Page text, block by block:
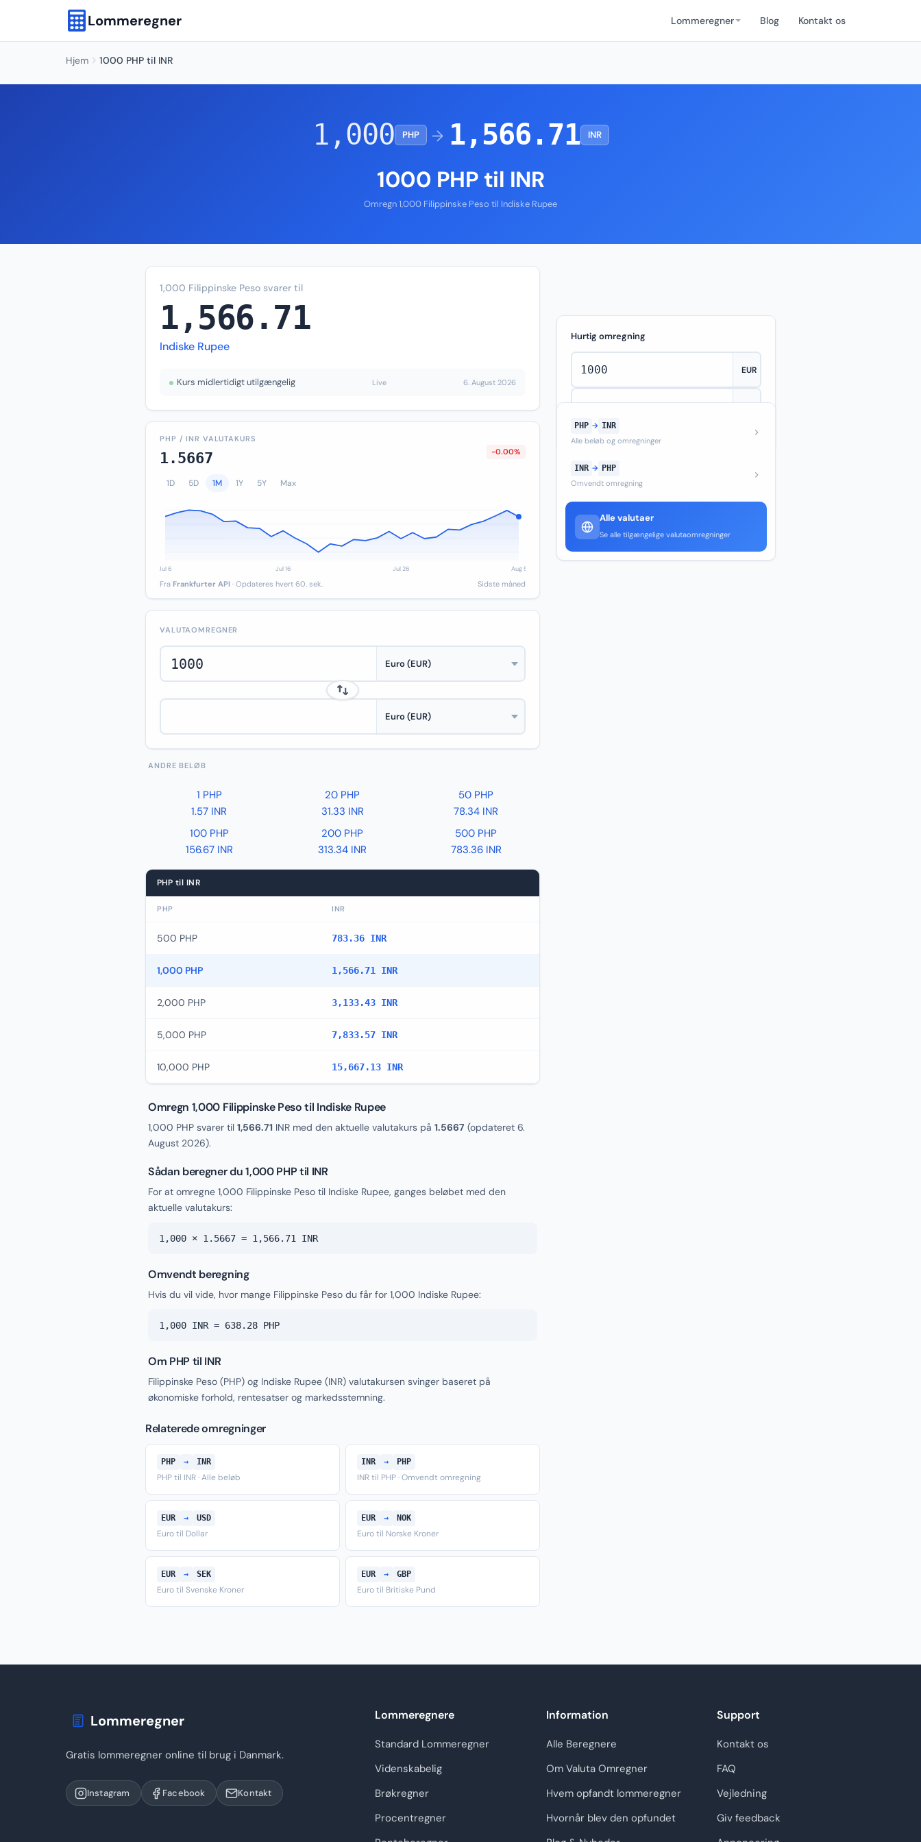
Lommeregner Lommeregner Blog Kontakt os
Hjem 1000 PHP til INR
1,000 PHP → 1,566.71 INR
1000 PHP til INR
Omregn 1,000 Filippinske Peso til Indiske Rupee
1,000 Filippinske Peso svarer til
1,566.71
Indiske Rupee
Kurs midlertidigt utilgængelig Live 6. August 2026
PHP / INR VALUTAKURS
1.5667 -0.00%
1D 5D 1M 1Y 5Y Max
Fra Frankfurter API · Opdateres hvert 60. sek. Sidste måned
VALUTAOMREGNER
ANDRE BELØB
1 PHP
1.57 INR
20 PHP
31.33 INR
50 PHP
78.34 INR
100 PHP
156.67 INR
200 PHP
313.34 INR
500 PHP
783.36 INR
PHP til INR
PHP INR
500 PHP 783.36 INR
1,000 PHP 1,566.71 INR
2,000 PHP 3,133.43 INR
5,000 PHP 7,833.57 INR
10,000 PHP 15,667.13 INR
Omregn 1,000 Filippinske Peso til Indiske Rupee
1,000 PHP svarer til 1,566.71 INR med den aktuelle valutakurs på 1.5667 (opdateret 6.
August 2026).
Sådan beregner du 1,000 PHP til INR
For at omregne 1,000 Filippinske Peso til Indiske Rupee, ganges beløbet med den
aktuelle valutakurs:
1,000 × 1.5667 = 1,566.71 INR
Omvendt beregning
Hvis du vil vide, hvor mange Filippinske Peso du får for 1,000 Indiske Rupee:
1,000 INR = 638.28 PHP
Om PHP til INR
Filippinske Peso (PHP) og Indiske Rupee (INR) valutakursen svinger baseret på
økonomiske forhold, rentesatser og markedsstemning.
Relaterede omregninger
PHP → INR
PHP til INR · Alle beløb
INR → PHP
INR til PHP · Omvendt omregning
EUR → USD
Euro til Dollar
EUR → NOK
Euro til Norske Kroner
EUR → SEK
Euro til Svenske Kroner
EUR → GBP
Euro til Britiske Pund
Hurtig omregning
PHP → INR
Alle beløb og omregninger
INR → PHP
Omvendt omregning
Alle valutaer
Se alle tilgængelige valutaomregninger
Lommeregner
Gratis lommeregner online til brug i Danmark.
Instagram Facebook Kontakt
Lommeregnere
Standard Lommeregner
Videnskabelig
Brøkregner
Procentregner
Information
Alle Beregnere
Om Valuta Omregner
Hvem opfandt lommeregner
Hvornår blev den opfundet
Support
Kontakt os
FAQ
Vejledning
Giv feedback